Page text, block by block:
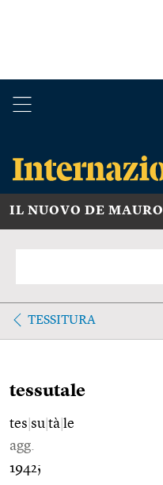
IL NUOVO DE MAURO
TESSITURA
tessutale
tes su tà le
agg.
1942;